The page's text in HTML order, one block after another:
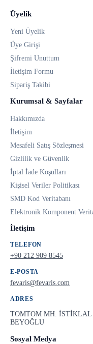
Üyelik
Yeni Üyelik
Üye Girişi
Şifremi Unuttum
İletişim Formu
Sipariş Takibi
Kurumsal & Sayfalar
Hakkımızda
İletişim
Mesafeli Satış Sözleşmesi
Gizlilik ve Güvenlik
İptal İade Koşulları
Kişisel Veriler Politikası
SMD Kod Veritabanı
Elektronik Komponent
İletişim
TELEFON
+90 212 909 8545
E-POSTA
fevaris@fevaris.com
ADRES
TOMTOM MH. İSTİKLAL
BEYOĞLU
Sosyal Medya